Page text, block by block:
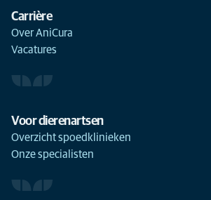
Carrière
Over AniCura
Vacatures
Voor dierenartsen
Overzicht spoedklinieken
Onze specialisten